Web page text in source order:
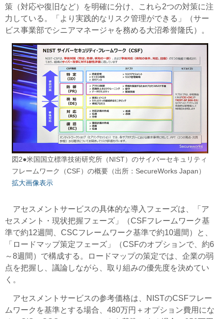
策（対応や復旧など）を明確に分け、これら2つの対策に注
力している。「より実践的なリスク管理ができる」（サー
ビス事業部でシニアマネージャを務める大沼希誉隆氏）。
図2●米国国立標準技術研究所（NIST）のサイバーセキュリティ
フレームワーク（CSF）の概要（出所：SecureWorks Japan）
拡大画像表示
アセスメントサービスの具体的な導入フェーズは、「ア
セスメント・現状把握フェーズ」（CSFフレームワーク基
準で約12週間、CSCフレームワーク基準で約10週間）と、
「ロードマップ策定フェーズ」（CSFのオプションで、約6
～8週間）で構成する。ロードマップの策定では、企業の弱
点を把握し、議論しながら、取り組みの優先度を決めてい
く。
アセスメントサービスの参考価格は、NISTのCSFフレー
ムワークを基準とする場合、480万円＋オプション費用にな